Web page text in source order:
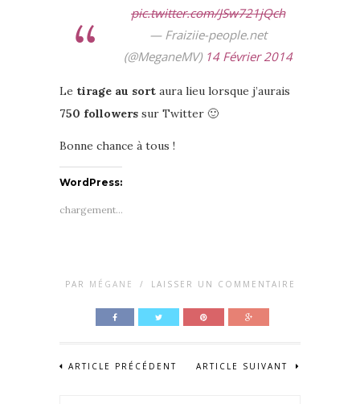
pic.twitter.com/JSw721jQch
— Fraiziie-people.net
(@MeganeMV) 14 Février 2014
Le tirage au sort aura lieu lorsque j’aurais
750 followers sur Twitter 🙂
Bonne chance à tous !
WordPress:
chargement…
PAR MÉGANE / LAISSER UN COMMENTAIRE
ARTICLE PRÉCÉDENT ARTICLE SUIVANT